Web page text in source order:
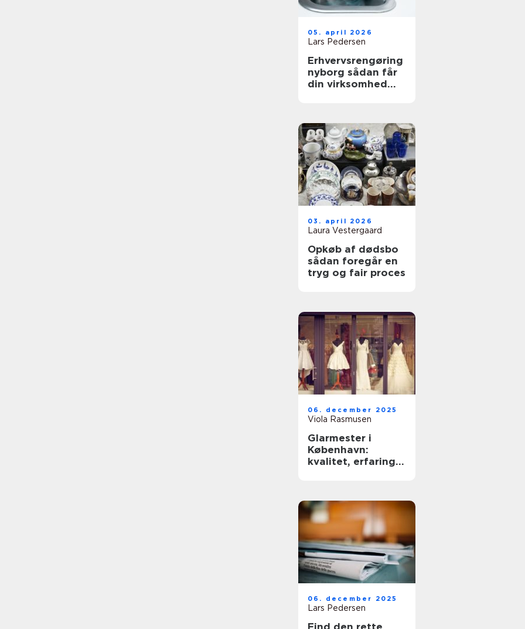
05. april 2026
Lars Pedersen
Erhvervsrengøring
nyborg sådan får
din virksomhed
03. april 2026
Laura Vestergaard
Opkøb af dødsbo
sådan foregår en
tryg og fair proces
06. december 2025
Viola Rasmusen
Glarmester i
København:
kvalitet, erfaring
06. december 2025
Lars Pedersen
Find den rette